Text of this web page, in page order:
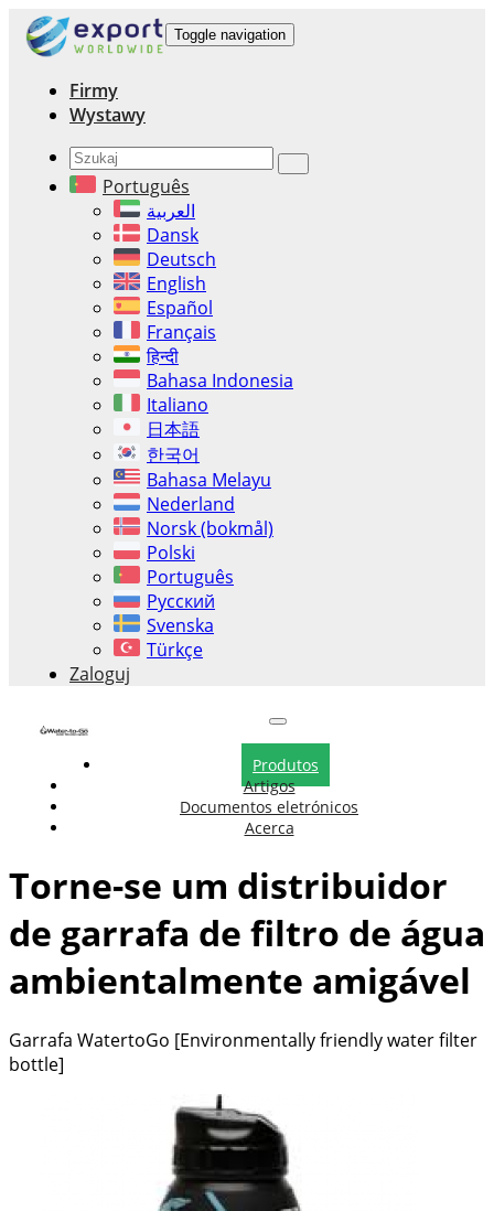
Toggle navigation
Firmy
Wystawy
Português
العربية
Dansk
Deutsch
English
Español
Français
हिन्दी
Bahasa Indonesia
Italiano
日本語
한국어
Bahasa Melayu
Nederland
Norsk (bokmål)
Polski
Português
Русский
Svenska
Türkçe
Zaloguj
Produtos
Artigos
Documentos eletrónicos
Acerca
Torne-se um distribuidor
de garrafa de filtro de água
ambientalmente amigável
Garrafa WatertoGo [Environmentally friendly water filter
bottle]